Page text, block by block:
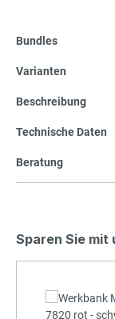
Bundles
Varianten
Beschreibung
Technische Daten
Beratung
Sparen Sie mit